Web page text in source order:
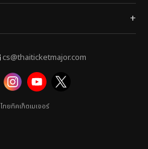
cs@thaiticketmajor.com
ไทยทิคเก็ตเมเจอร์